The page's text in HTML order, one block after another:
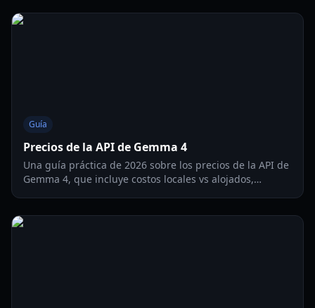
Guía
Precios de la API de Gemma 4
Una guía práctica de 2026 sobre los precios de la API de
Gemma 4, que incluye costos locales vs alojados,